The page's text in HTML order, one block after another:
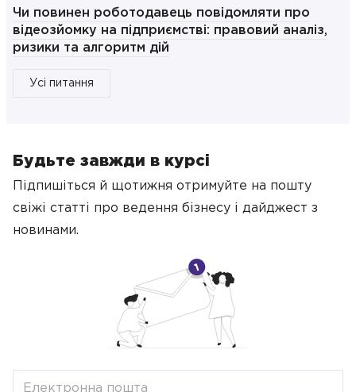
Чи повинен роботодавець повідомляти про
відеозйомку на підприємстві: правовий аналіз,
ризики та алгоритм дій
Усі питання
Будьте завжди в курсі
Підпишіться й щотижня отримуйте на пошту
свіжі статті про ведення бізнесу і дайджест з
новинами.